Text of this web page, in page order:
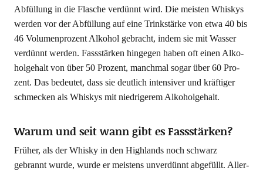
Abfül­lung in die Fla­sche ver­dünnt wird. Die meis­ten Whis­kys
wer­den vor der Abfül­lung auf eine Trink­stär­ke von etwa 40 bis
46 Volu­men­pro­zent Alko­hol gebracht, indem sie mit Was­ser
ver­dünnt wer­den. Fass­stär­ken hin­ge­gen haben oft einen Alko­
hol­ge­halt von über 50 Pro­zent, manch­mal sogar über 60 Pro­
zent. Das bedeu­tet, dass sie deut­lich inten­si­ver und kräf­ti­ger
schme­cken als Whis­kys mit nied­ri­ge­rem Alkoholgehalt.
Warum und seit wann gibt es Fassstärken?
Frü­her, als der Whis­ky in den High­lands noch schwarz
gebrannt wur­de, wur­de er meis­tens unver­dünnt abge­füllt. Aller­